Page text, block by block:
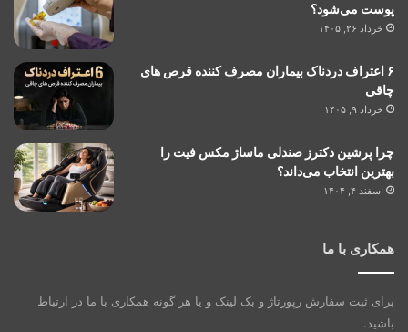
پوست می‌شود؟
خرداد ۲۶, ۱۴۰۵
۶ اعتراف دردناک بیماران مصرف کننده قرص های
چاقی
خرداد ۹, ۱۴۰۵
چرا پرشین دکترز صندلی ماساژ مکس فیت را
بهترین انتخاب می‌داند؟
اسفند ۴, ۱۴۰۴
همکاری با ما
برای ثبت سفارش رپورتاژ و بک لینک و یا هر گونه همکاری با ما در ارتباط
باشید.